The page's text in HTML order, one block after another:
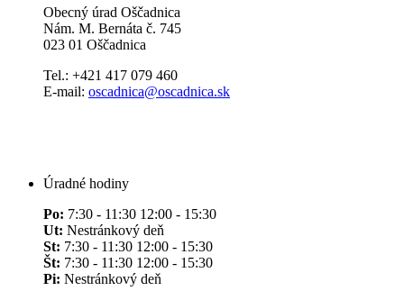
Obecný úrad Oščadnica
Nám. M. Bernáta č. 745
023 01 Oščadnica
Tel.: +421 417 079 460
E-mail: oscadnica@oscadnica.sk
Úradné hodiny
Po: 7:30 - 11:30 12:00 - 15:30
Ut: Nestránkový deň
St: 7:30 - 11:30 12:00 - 15:30
Št: 7:30 - 11:30 12:00 - 15:30
Pi: Nestránkový deň